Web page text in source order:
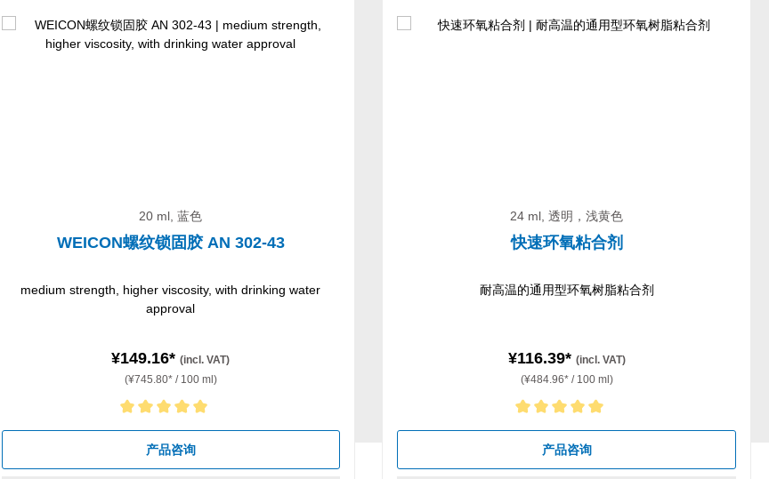
20 ml, 蓝色
WEICON螺纹锁固胶 AN 302-43
medium strength, higher viscosity, with drinking water
approval
¥149.16*(incl. VAT)
(¥745.80* / 100 ml)
Average rating of 5 out of 5 stars
产品咨询
24 ml, 透明，浅黄色
快速环氧粘合剂
耐高温的通用型环氧树脂粘合剂
¥116.39* (incl. VAT)
(¥484.96* / 100 ml)
Average rating of 5 out of 5 stars
产品咨询